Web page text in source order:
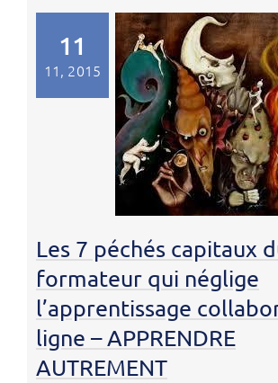
11
11, 2015
Les 7 péchés capitaux
formateur qui néglige
l’apprentissage
ligne – APPRENDRE
AUTREMENT